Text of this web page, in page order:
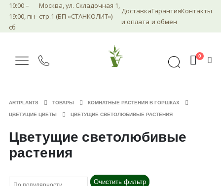
10:00 –
19:00, пн-
сб
Москва, ул. Складочная 1,
стр.1 (БП «СТАНКОЛИТ»)
Доставка
и оплата
Гарантия
и обмен
Контакты
0
ARTPLANTS ТОВАРЫ КОМНАТНЫЕ РАСТЕНИЯ В ГОРШКАХ
ЦВЕТУЩИЕ ЦВЕТЫ ЦВЕТУЩИЕ СВЕТОЛЮБИВЫЕ РАСТЕНИЯ
Цветущие светолюбивые
растения
Очистить фильтр